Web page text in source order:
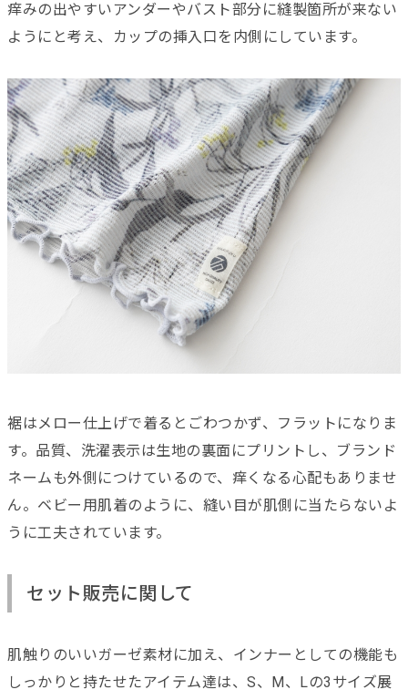
痒みの出やすいアンダーやバスト部分に縫製箇所が来ない
ようにと考え、カップの挿入口を内側にしています。
裾はメロー仕上げで着るとごわつかず、フラットになりま
す。品質、洗濯表示は生地の裏面にプリントし、ブランド
ネームも外側につけているので、痒くなる心配もありませ
ん。ベビー用肌着のように、縫い目が肌側に当たらないよ
うに工夫されています。
セット販売に関して
肌触りのいいガーゼ素材に加え、インナーとしての機能も
しっかりと持たせたアイテム達は、S、M、Lの3サイズ展